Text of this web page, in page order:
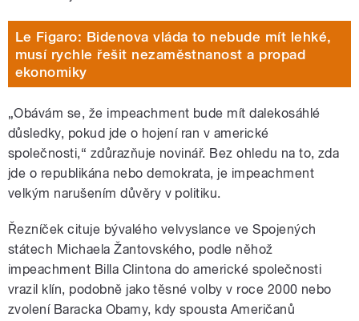
Le Figaro: Bidenova vláda to nebude mít lehké,
musí rychle řešit nezaměstnanost a propad
ekonomiky
„Obávám se, že impeachment bude mít dalekosáhlé
důsledky, pokud jde o hojení ran v americké
společnosti,“ zdůrazňuje novinář. Bez ohledu na to, zda
jde o republikána nebo demokrata, je impeachment
velkým narušením důvěry v politiku.
Řezníček cituje bývalého velvyslance ve Spojených
státech Michaela Žantovského, podle něhož
impeachment Billa Clintona do americké společnosti
vrazil klín, podobně jako těsné volby v roce 2000 nebo
zvolení Baracka Obamy, kdy spousta Američanů